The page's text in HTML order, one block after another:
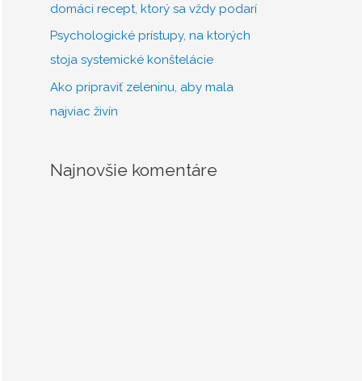
domáci recept, ktorý sa vždy podarí
Psychologické prístupy, na ktorých
stoja systemické konštelácie
Ako pripraviť zeleninu, aby mala
najviac živín
Najnovšie komentáre